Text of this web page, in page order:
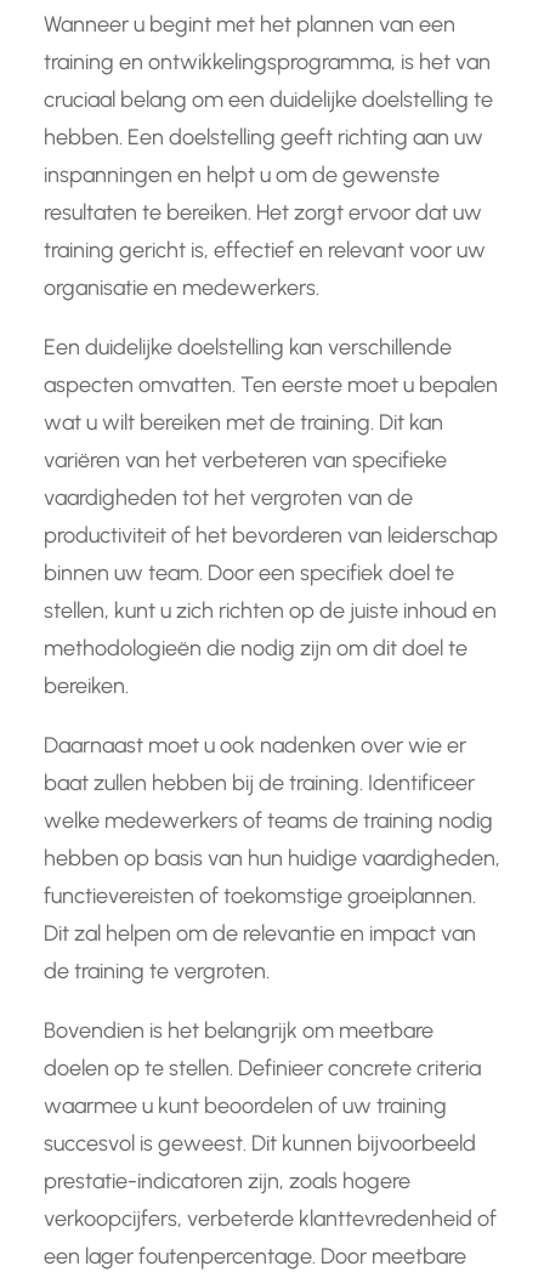
Wanneer u begint met het plannen van een
training en ontwikkelingsprogramma, is het van
cruciaal belang om een duidelijke doelstelling te
hebben. Een doelstelling geeft richting aan uw
inspanningen en helpt u om de gewenste
resultaten te bereiken. Het zorgt ervoor dat uw
training gericht is, effectief en relevant voor uw
organisatie en medewerkers.
Een duidelijke doelstelling kan verschillende
aspecten omvatten. Ten eerste moet u bepalen
wat u wilt bereiken met de training. Dit kan
variëren van het verbeteren van specifieke
vaardigheden tot het vergroten van de
productiviteit of het bevorderen van leiderschap
binnen uw team. Door een specifiek doel te
stellen, kunt u zich richten op de juiste inhoud en
methodologieën die nodig zijn om dit doel te
bereiken.
Daarnaast moet u ook nadenken over wie er
baat zullen hebben bij de training. Identificeer
welke medewerkers of teams de training nodig
hebben op basis van hun huidige vaardigheden,
functievereisten of toekomstige groeiplannen.
Dit zal helpen om de relevantie en impact van
de training te vergroten.
Bovendien is het belangrijk om meetbare
doelen op te stellen. Definieer concrete criteria
waarmee u kunt beoordelen of uw training
succesvol is geweest. Dit kunnen bijvoorbeeld
prestatie-indicatoren zijn, zoals hogere
verkoopcijfers, verbeterde klanttevredenheid of
een lager foutenpercentage. Door meetbare